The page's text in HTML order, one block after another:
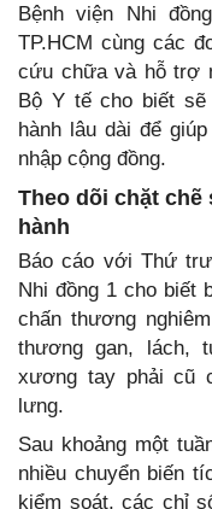
Bệnh viện Nhi
TP.HCM cùng các
cứu chữa và hỗ trợ
Bộ Y tế cho biết
hành lâu dài để
nhập cộng đồng.
Theo dõi chặt
hành
Báo cáo với Thứ
Nhi đồng 1 cho biết
chấn thương
thương gan, lách,
xương tay phải cũ
lưng.
Sau khoảng một
nhiều chuyển biến
kiểm soát, các chỉ